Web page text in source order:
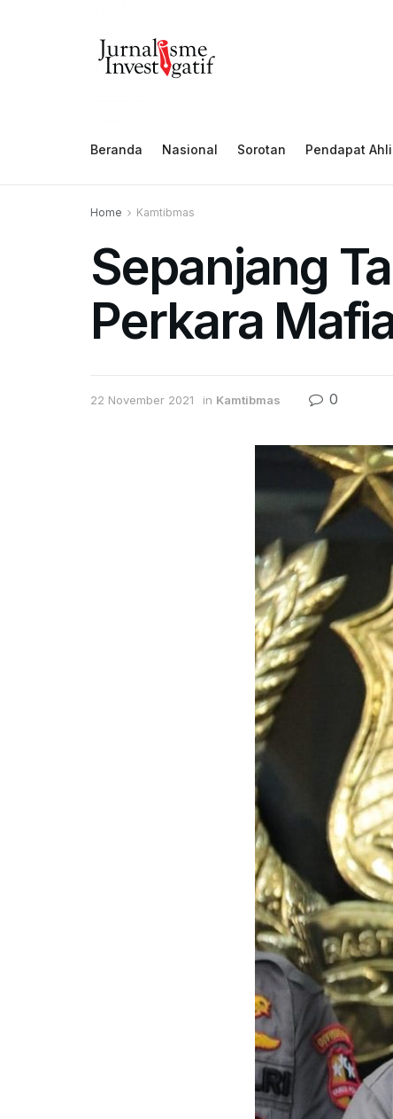
Beranda Nasional Sorotan Pendapat Ahli
Home Kamtibmas
Sepanjang
Perkara
22 November 2021 in Kamtibmas 0